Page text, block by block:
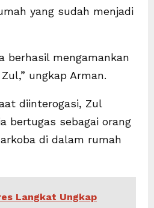
yang sudah menjadi
berhasil mengamankan
ungkap Arman.
diinterogasi, Zul
bertugas sebagai orang
di dalam rumah
Langkat Ungkap